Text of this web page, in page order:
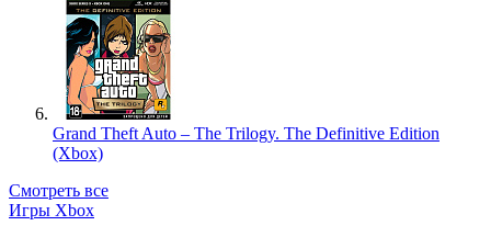
Grand Theft Auto – The Trilogy. The Definitive Edition
(Xbox)
Смотреть все
Игры Xbox